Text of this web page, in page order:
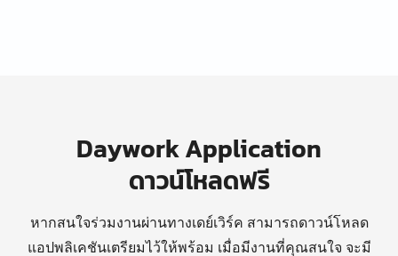
Daywork Application
ดาวน์โหลดฟรี
หากสนใจร่วมงานผ่านทางเดย์เวิร์ค สามารถดาวน์โหลด
แอปพลิเคชันเตรียมไว้ให้พร้อม เมื่อมีงานที่คุณสนใจ จะมี